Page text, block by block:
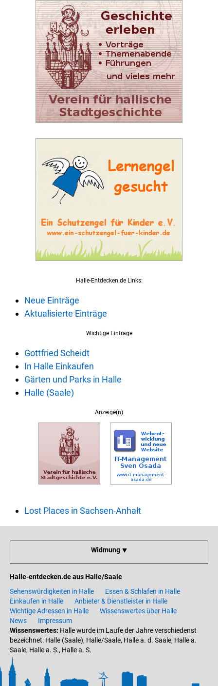
Halle-Entdecken.de Links:
Neue Einträge
Aktualisierte Einträge
Wichtige Einträge
Gottfried Scheidt
In Halle Einkaufen
Gärten und Parks in Halle
Halle (Saale)
Anzeige(n)
Lost Places in Sachsen-Anhalt
Widmung ⯆
Halle-entdecken.de aus Halle/Saale
Sehenswürdigkeiten in Halle
Essen & Schlafen in Halle
Einkaufen in Halle
Anbieter & Dienstleister in Halle
Wichtige Adressen in Halle
Wissenswertes über Halle
News
Impressum
Wissenswertes: Halle wurde im Laufe der Jahre verschiedenst
bezeichnet: Halle (Saale), Halle/Saale, Halle a. d. Saale, Halle a.
Saale, Halle a. S., Halle a. S.